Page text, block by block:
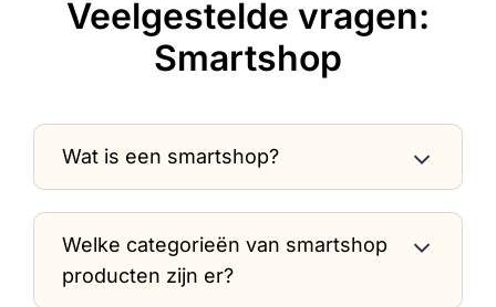
Veelgestelde vragen:
Smartshop
Wat is een smartshop?
Welke categorieën van smartshop
producten zijn er?